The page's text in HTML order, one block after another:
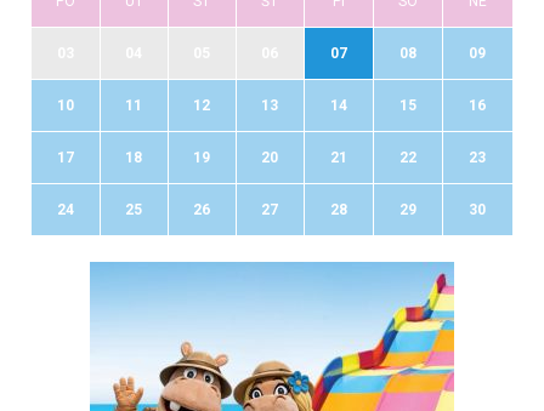
07 08 09
10 11 12 13 14 15 16
17 18 19 20 21 22 23
24 25 26 27 28 29 30